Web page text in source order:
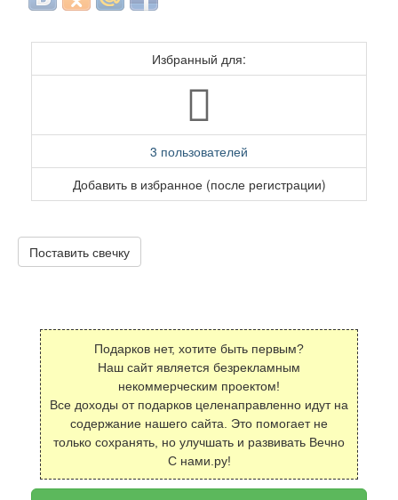
Избранный для:
3 пользователей
Добавить в избранное (после регистрации)
Поставить свечку
Подарков нет, хотите быть первым?
Наш сайт является безрекламным
некоммерческим проектом!
Все доходы от подарков целенаправленно идут на
содержание нашего сайта. Это помогает не
только сохранять, но улучшать и развивать Вечно
С нами.ру!